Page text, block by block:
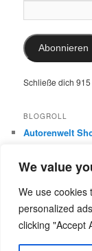
We value
We use cookies
personalized
clicking "Accept
Mail-
Adresse:
Abonnieren
Schließe dich
BLOGROLL
Autorenwelt
0
Dr. Ulrike
und Englischen 0